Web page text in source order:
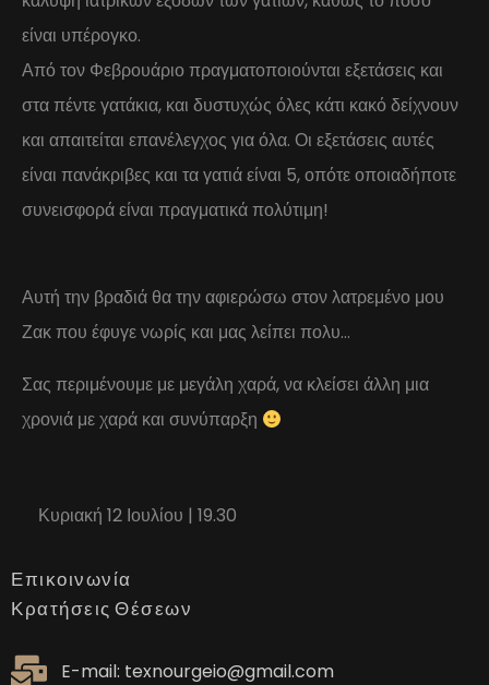
είναι υπέρογκο.
Από τον Φεβρουάριο πραγματοποιούνται εξετάσεις και
στα πέντε γατάκια, και δυστυχώς όλες κάτι κακό δείχνουν
και απαιτείται επανέλεγχος για όλα. Οι εξετάσεις αυτές
είναι πανάκριβες και τα γατιά είναι 5, οπότε οποιαδήποτε
συνεισφορά είναι πραγματικά πολύτιμη!
Αυτή την βραδιά θα την αφιερώσω στον λατρεμένο μου
Ζακ που έφυγε νωρίς και μας λείπει πολυ…
Σας περιμένουμε με μεγάλη χαρά, να κλείσει άλλη μια
χρονιά με χαρά και συνύπαρξη
Κυριακή 12 Ιουλίου | 19.30
Επικοινωνία
Κρατήσεις Θέσεων
E-mail: texnourgeio@gmail.com